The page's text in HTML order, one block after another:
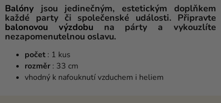
Balóny jsou jedinečným, estetickým doplňkem
každé party či společenské události. Připravte
balonovou výzdobuna párty a vykouzlíte
nezapomenutelnou oslavu.
počet : 1 kus
rozměr : 33 cm
vhodný k nafouknutí vzduchem i heliem